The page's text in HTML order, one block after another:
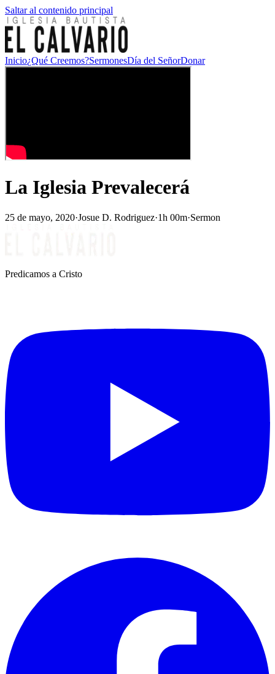
Saltar al contenido principal
Inicio¿Qué Creemos?SermonesDía del SeñorDonar
La Iglesia Prevalecerá
25 de mayo, 2020·Josue D. Rodriguez·1h 00m·Sermon
Predicamos a Cristo